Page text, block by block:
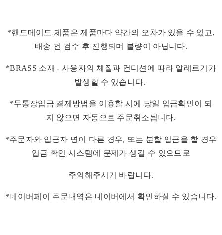
*핸드메이드 제품은 제품마다 약간의 오차가 있을 수 있고,
배송 전 검수 후 진행되며 불량이 아닙니다.
*BRASS 소재 - 사용자의 체질과 컨디션에 따라 알레르기가
발생할 수 있습니다.
*무통장입금 결제방법을 이용할 시에 당일 입금확인이 되
지 않으면 자동으로 주문취소됩니다.
*주문자와 입금자 명이 다른 경우, 또는 분할 입금을 할 경우
입금 확인 시스템에 문제가 생길 수 있으므로
주의해주시기 바랍니다.
*네이버페이 주문내역은 네이버에서 확인하실 수 있습니다.